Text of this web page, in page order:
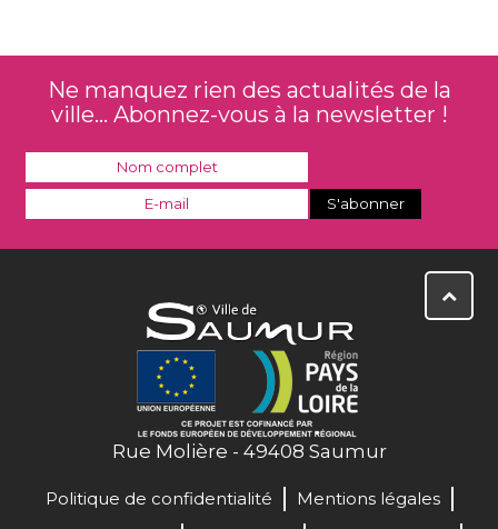
Ne manquez rien des actualités de la
ville... Abonnez-vous à la newsletter !
Rue Molière - 49408 Saumur
Politique de confidentialité
Mentions légales